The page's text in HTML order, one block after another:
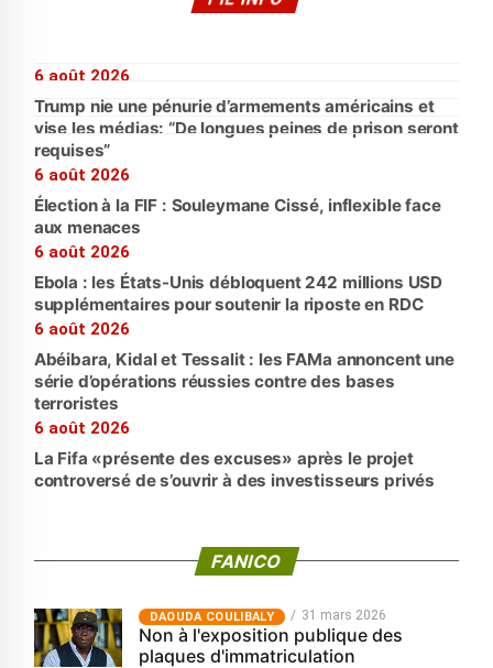
6 août 2026
Trump nie une pénurie d’armements américains et
vise les médias: “De longues peines de prison seront
requises”
6 août 2026
Élection à la FIF : Souleymane Cissé, inflexible face
aux menaces
6 août 2026
Ebola : les États-Unis débloquent 242 millions USD
supplémentaires pour soutenir la riposte en RDC
6 août 2026
Abéibara, Kidal et Tessalit : les FAMa annoncent une
série d’opérations réussies contre des bases
terroristes
6 août 2026
La Fifa «présente des excuses» après le projet
controversé de s’ouvrir à des investisseurs privés
FANICO
‎DAOUDA COULIBALY 31 mars 2026
Non à l'exposition publique des
plaques d'immatriculation